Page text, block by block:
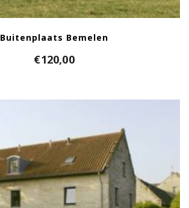
Buitenplaats Bemelen
€120,00